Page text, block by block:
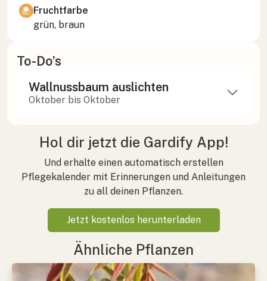
Fruchtfarbe
grün, braun
To-Do’s
Wallnussbaum auslichten
Oktober bis Oktober
Hol dir jetzt die Gardify App!
Und erhalte einen automatisch erstellen
Pflegekalender mit Erinnerungen und Anleitungen
zu all deinen Pflanzen.
Jetzt kostenlos herunterladen
Ähnliche Pflanzen